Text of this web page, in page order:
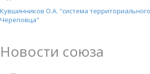
Кувшинников О.А. "система
Череповца"
Новости союза